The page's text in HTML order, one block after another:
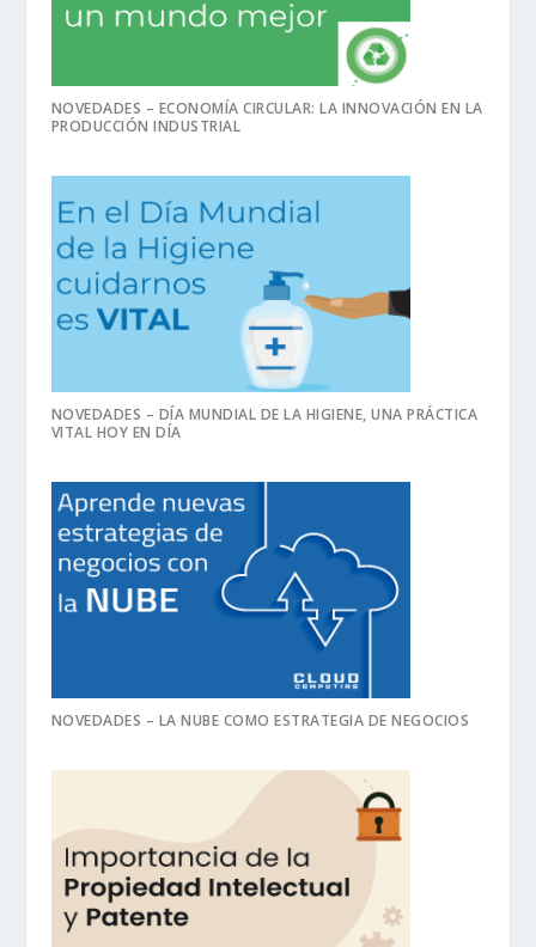
NOVEDADES – ECONOMÍA CIRCULAR: LA INNOVACIÓN EN LA
PRODUCCIÓN INDUSTRIAL
NOVEDADES – DÍA MUNDIAL DE LA HIGIENE, UNA PRÁCTICA
VITAL HOY EN DÍA
NOVEDADES – LA NUBE COMO ESTRATEGIA DE NEGOCIOS